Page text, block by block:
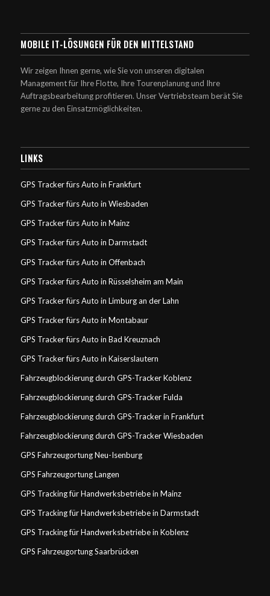
MOBILE IT-LÖSUNGEN FÜR DEN MITTELSTAND
Wir zeigen Ihnen gerne, wie Sie von unseren digitalen
Management für Ihre Flotte, Ihre Tourenplanung und Ihre
Auftragsbearbeitung profitieren. Unser Vertriebsteam berät Sie
gerne zu den Einsatzmöglichkeiten.
LINKS
GPS Tracker fürs Auto in Frankfurt
GPS Tracker fürs Auto in Wiesbaden
GPS Tracker fürs Auto in Mainz
GPS Tracker fürs Auto in Darmstadt
GPS Tracker fürs Auto in Offenbach
GPS Tracker fürs Auto in Rüsselsheim am Main
GPS Tracker fürs Auto in Limburg an der Lahn
GPS Tracker fürs Auto in Montabaur
GPS Tracker fürs Auto in Bad Kreuznach
GPS Tracker fürs Auto in Kaiserslautern
Fahrzeugblockierung durch GPS-Tracker Koblenz
Fahrzeugblockierung durch GPS-Tracker Fulda
Fahrzeugblockierung durch GPS-Tracker in Frankfurt
Fahrzeugblockierung durch GPS-Tracker Wiesbaden
GPS Fahrzeugortung Neu-Isenburg
GPS Fahrzeugortung Langen
GPS Tracking für Handwerksbetriebe in Mainz
GPS Tracking für Handwerksbetriebe in Darmstadt
GPS Tracking für Handwerksbetriebe in Koblenz
GPS Fahrzeugortung Saarbrücken